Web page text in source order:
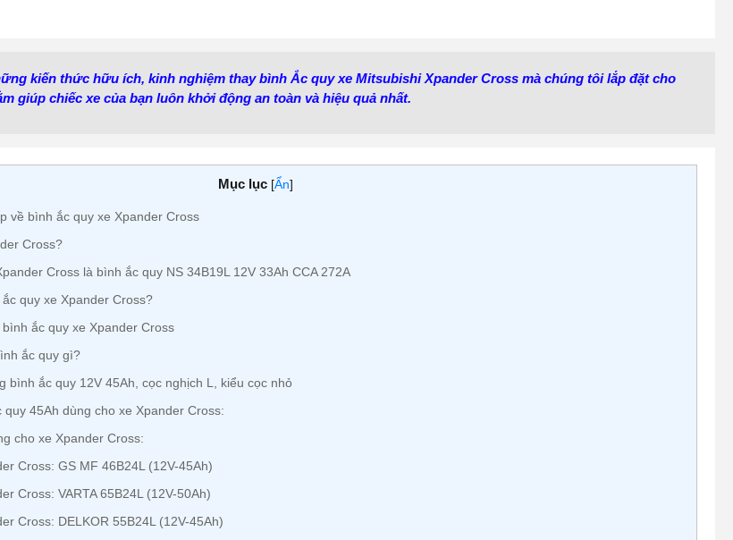
kiến thức hữu ích, kinh nghiệm thay bình Ắc quy xe Mitsubishi Xpander Cross mà chúng tôi lắp đặt cho
giúp chiếc xe của bạn luôn khởi động an toàn và hiệu quả nhất.
Mục lục [Ẩn]
về bình ắc quy xe Xpander Cross
Cross?
Cross là bình ắc quy NS 34B19L 12V 33Ah CCA 272A
quy xe Xpander Cross?
ắc quy xe Xpander Cross
ắc quy gì?
bình ắc quy 12V 45Ah, cọc nghịch L, kiểu cọc nhỏ
quy 45Ah dùng cho xe Xpander Cross:
cho xe Xpander Cross:
Cross: GS MF 46B24L (12V-45Ah)
Cross: VARTA 65B24L (12V-50Ah)
Cross: DELKOR 55B24L (12V-45Ah)